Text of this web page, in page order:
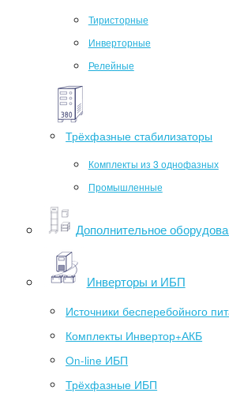
Тиристорные
Инверторные
Релейные
Трёхфазные стабилизаторы
Комплекты из 3 однофазных
Промышленные
Дополнительное
Инверторы и ИБП
Источники бесперебойного
Комплекты Инвертор+АКБ
On-line ИБП
Трёхфазные ИБП